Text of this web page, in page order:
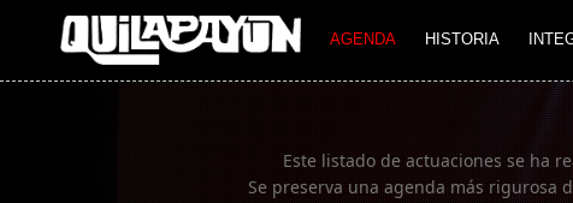
AGENDA HISTORIA
Imagen 01
Este listado de actuaciones se ha
Se preserva una agenda más rigurosa